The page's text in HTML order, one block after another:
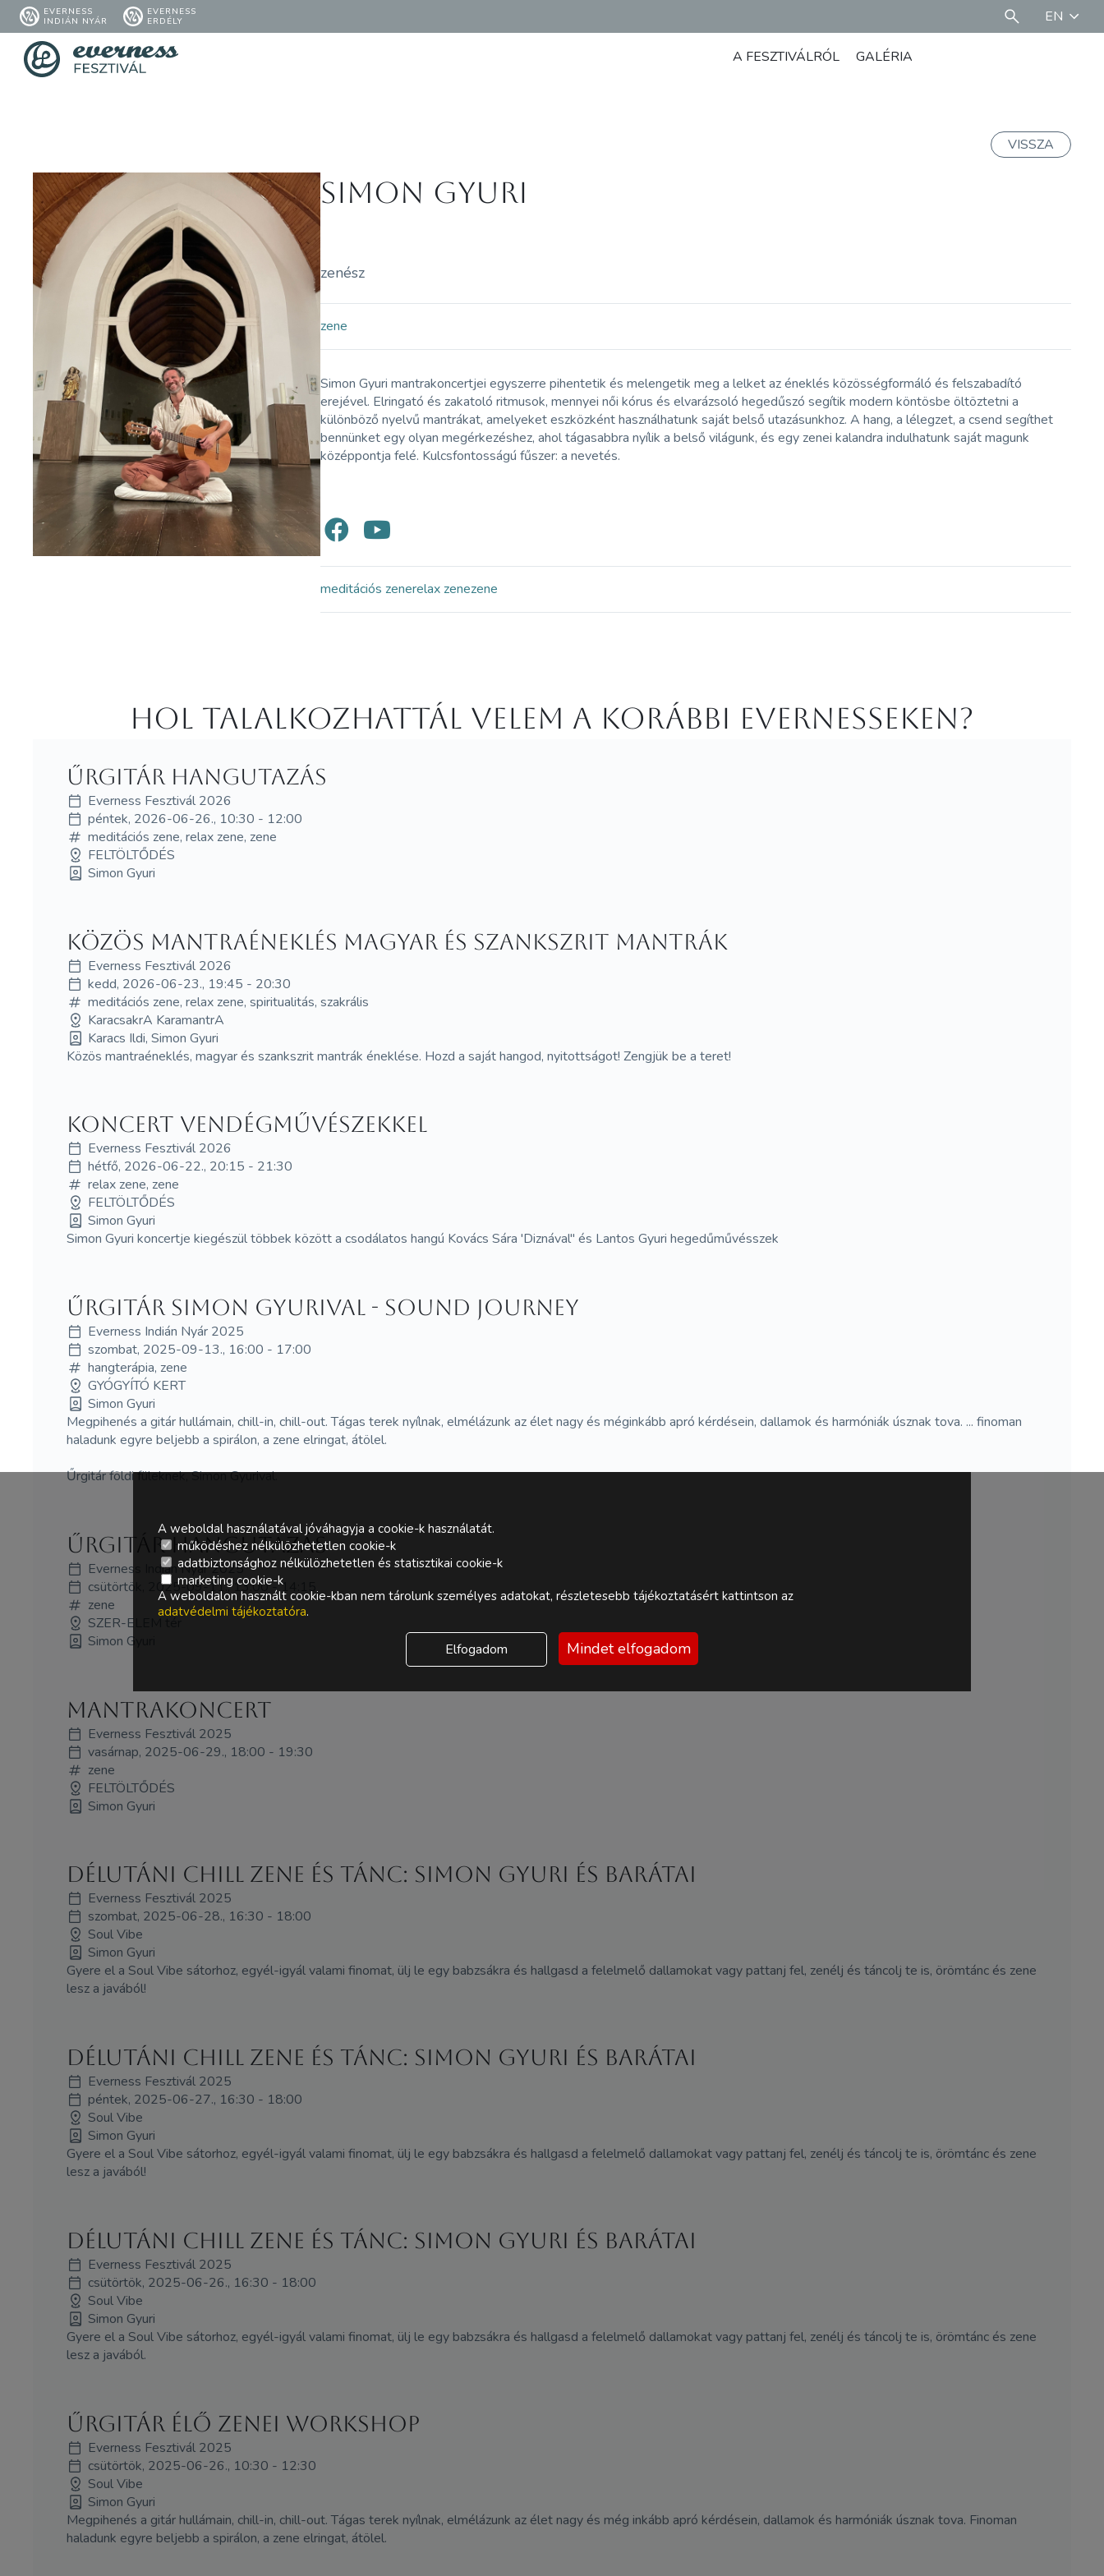
EVERNESS
INDIÁN NYÁR
EVERNESS
ERDÉLY
EN
A FESZTIVÁLRÓL GALÉRIA
VISSZA
Simon Gyuri
zenész
zene
Simon Gyuri mantrakoncertjei egyszerre pihentetik és melengetik meg a lelket az éneklés közösségformáló és felszabadító
erejével. Elringató és zakatoló ritmusok, mennyei női kórus és elvarázsoló hegedűszó segítik modern köntösbe öltöztetni a
különböző nyelvű mantrákat, amelyeket eszközként használhatunk saját belső utazásunkhoz. A hang, a lélegzet, a csend segíthet
bennünket egy olyan megérkezéshez, ahol tágasabbra nyílik a belső világunk, és egy zenei kalandra indulhatunk saját magunk
középpontja felé. Kulcsfontosságú fűszer: a nevetés.
meditációs zenerelax zenezene
Hol Talalkozhattál velem a korábbi Evernesseken?
Űrgitár hangutazás
Everness Fesztivál 2026
péntek, 2026-06-26., 10:30 - 12:00
meditációs zene, relax zene, zene
FELTÖLTŐDÉS
Simon Gyuri
Közös mantraéneklés magyar és szankszrit mantrák
Everness Fesztivál 2026
kedd, 2026-06-23., 19:45 - 20:30
meditációs zene, relax zene, spiritualitás, szakrális
KaracsakrA KaramantrA
Karacs Ildi, Simon Gyuri
Közös mantraéneklés, magyar és szankszrit mantrák éneklése. Hozd a saját hangod, nyitottságot! Zengjük be a teret!
koncert vendégművészekkel
Everness Fesztivál 2026
hétfő, 2026-06-22., 20:15 - 21:30
relax zene, zene
FELTÖLTŐDÉS
Simon Gyuri
Simon Gyuri koncertje kiegészül többek között a csodálatos hangú Kovács Sára 'Diznával" és Lantos Gyuri hegedűművésszek
Űrgitár Simon Gyurival - Sound Journey
Everness Indián Nyár 2025
szombat, 2025-09-13., 16:00 - 17:00
hangterápia, zene
GYÓGYÍTÓ KERT
Simon Gyuri
Megpihenés a gitár hullámain, chill-in, chill-out. Tágas terek nyílnak, elmélázunk az élet nagy és méginkább apró kérdésein, dallamok és harmóniák úsznak tova. ... finoman
haladunk egyre beljebb a spirálon, a zene elringat, átölel.
Űrgitár földi füleknek, Simon Gyurival.
Űrgitár hangutazás
Everness Indián Nyár 2025
csütörtök, 2025-09-11., 13:00 - 14:15
zene
SZER-ELEM tér
Simon Gyuri
mantrakoncert
Everness Fesztivál 2025
vasárnap, 2025-06-29., 18:00 - 19:30
zene
FELTÖLTŐDÉS
Simon Gyuri
Délutáni chill zene és tánc: Simon Gyuri és barátai
Everness Fesztivál 2025
szombat, 2025-06-28., 16:30 - 18:00
Soul Vibe
Simon Gyuri
Gyere el a Soul Vibe sátorhoz, egyél-igyál valami finomat, ülj le egy babzsákra és hallgasd a felelmelő dallamokat vagy pattanj fel, zenélj és táncolj te is, örömtánc és zene
lesz a javából!
Délutáni chill zene és tánc: Simon Gyuri és barátai
Everness Fesztivál 2025
péntek, 2025-06-27., 16:30 - 18:00
Soul Vibe
Simon Gyuri
Gyere el a Soul Vibe sátorhoz, egyél-igyál valami finomat, ülj le egy babzsákra és hallgasd a felelmelő dallamokat vagy pattanj fel, zenélj és táncolj te is, örömtánc és zene
lesz a javából!
Délutáni chill zene és tánc: Simon Gyuri és barátai
Everness Fesztivál 2025
csütörtök, 2025-06-26., 16:30 - 18:00
Soul Vibe
Simon Gyuri
Gyere el a Soul Vibe sátorhoz, egyél-igyál valami finomat, ülj le egy babzsákra és hallgasd a felelmelő dallamokat vagy pattanj fel, zenélj és táncolj te is, örömtánc és zene
lesz a javából.
Űrgitár élő zenei workshop
Everness Fesztivál 2025
csütörtök, 2025-06-26., 10:30 - 12:30
Soul Vibe
Simon Gyuri
Megpihenés a gitár hullámain, chill-in, chill-out. Tágas terek nyílnak, elmélázunk az élet nagy és még inkább apró kérdésein, dallamok és harmóniák úsznak tova. Finoman
haladunk egyre beljebb a spirálon, a zene elringat, átölel.
A weboldal használatával jóváhagyja a cookie-k használatát.
működéshez nélkülözhetetlen cookie-k
adatbiztonsághoz nélkülözhetetlen és statisztikai cookie-k
marketing cookie-k
A weboldalon használt cookie-kban nem tárolunk személyes adatokat, részletesebb tájékoztatásért kattintson az
adatvédelmi tájékoztatóra.
Elfogadom Mindet elfogadom